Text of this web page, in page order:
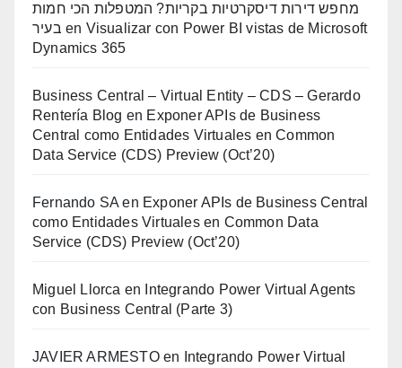
מחפש דירות דיסקרטיות בקריות? המטפלות הכי חמות
בעיר en Visualizar con Power BI vistas de Microsoft
Dynamics 365
Business Central – Virtual Entity – CDS – Gerardo
Rentería Blog en Exponer APIs de Business
Central como Entidades Virtuales en Common
Data Service (CDS) Preview (Oct’20)
Fernando SA en Exponer APIs de Business Central
como Entidades Virtuales en Common Data
Service (CDS) Preview (Oct’20)
Miguel Llorca en
Integrando Power Virtual Agents
con Business Central (Parte 3)
JAVIER ARMESTOen
Integrando Power Virtual